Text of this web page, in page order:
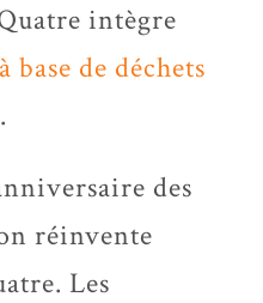
intègre
base de déchets
.
des
réinvente
Les